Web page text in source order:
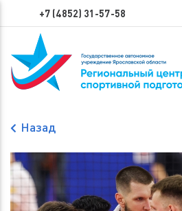
+7 (4852) 31-57-58
Назад